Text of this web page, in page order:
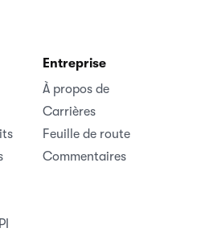
Entreprise
À propos de
Carrières
Feuille de route
Commentaires